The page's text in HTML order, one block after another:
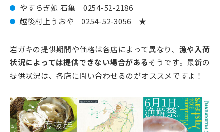
やすらぎ処 石亀 0254-52-2186
越後村上うおや 0254-52-3056 ★
岩ガキの提供期間や価格は各店によって異なり、 漁や入荷
状況によっては提供できない場合があるそうです。最新の
提供状況は、各店に問い合わせるのがオススメですよ！